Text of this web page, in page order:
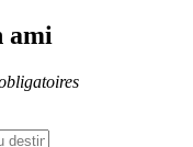
ami